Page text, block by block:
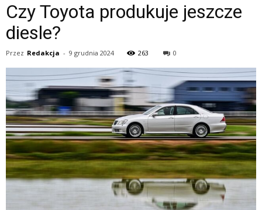
Czy Toyota produkuje jeszcze
diesle?
Przez Redakcja - 9 grudnia 2024 263 0